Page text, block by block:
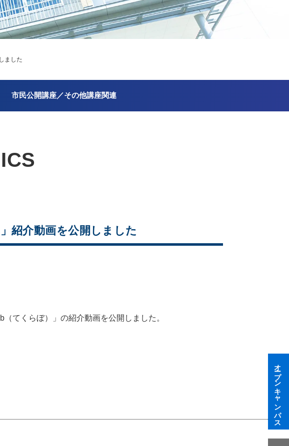
ました
市民公開講座／その他講座関連
紹介動画を公開しました
てくらぼ）」の紹介動画を公開しました。
オープンキャンパス